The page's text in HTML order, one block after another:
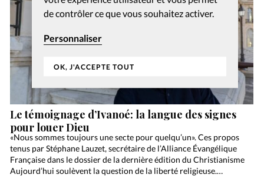
de contrôler ce que vous souhaitez activer.
Personnaliser
OK, J'ACCEPTE TOUT
Le témoignage d’Ivanoé: la langue des signes
pour louer Dieu
«Nous sommes toujours une secte pour quelqu’un». Ces propos
tenus par Stéphane Lauzet, secrétaire de l’Alliance Évangélique
Française dans le dossier de la dernière édition du Christianisme
Aujourd’hui soulèvent la question de la liberté religieuse.…